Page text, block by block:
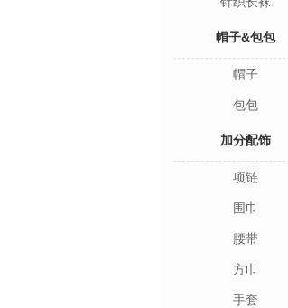
帽子&包包
帽子
包包
加分配饰
项链
围巾
腰带
方巾
手套